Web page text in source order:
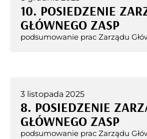
10. POSIEDZENIE
GŁÓWNEGO ZASP
podsumowanie prac Zarządu
3 listopada 2025
8. POSIEDZENIE
GŁÓWNEGO ZASP
podsumowanie prac Zarządu